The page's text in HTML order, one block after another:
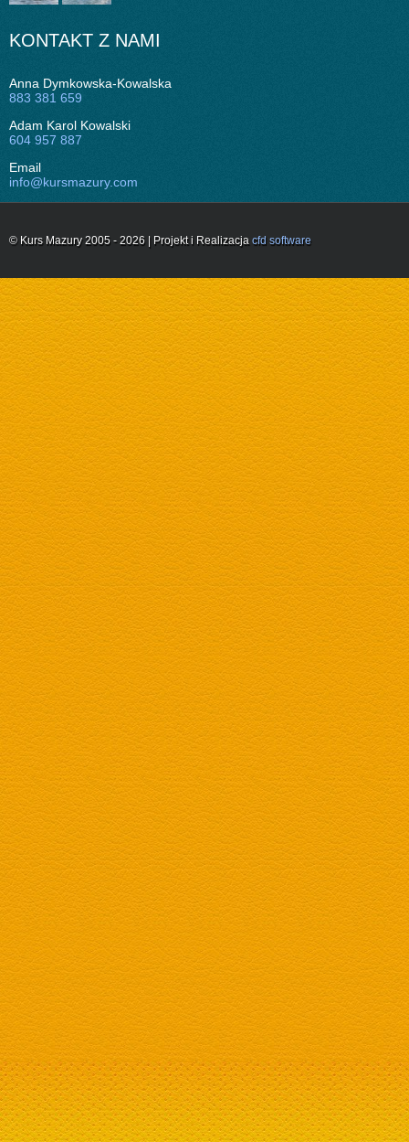
KONTAKT Z NAMI
Anna Dymkowska-Kowalska
883 381 659
Adam Karol Kowalski
604 957 887
Email
info@kursmazury.com
© Kurs Mazury 2005 - 2026 | Projekt i Realizacja cfd software